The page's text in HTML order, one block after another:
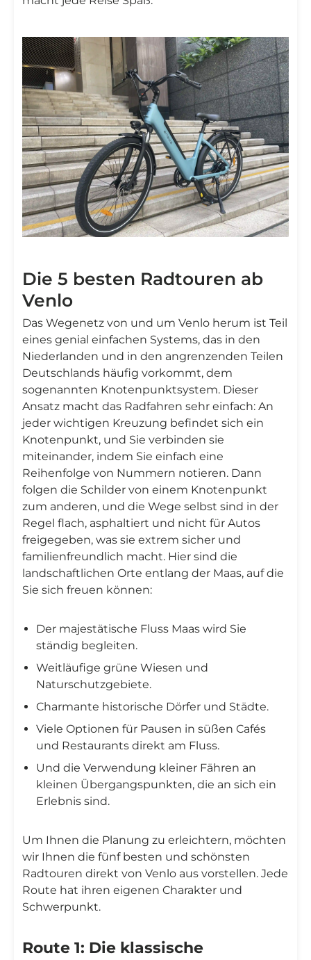
Die 5 besten Radtouren ab
Venlo
Das Wegenetz von und um Venlo herum ist Teil
eines genial einfachen Systems, das in den
Niederlanden und in den angrenzenden Teilen
Deutschlands häufig vorkommt, dem
sogenannten Knotenpunktsystem. Dieser
Ansatz macht das Radfahren sehr einfach: An
jeder wichtigen Kreuzung befindet sich ein
Knotenpunkt, und Sie verbinden sie
miteinander, indem Sie einfach eine
Reihenfolge von Nummern notieren. Dann
folgen die Schilder von einem Knotenpunkt
zum anderen, und die Wege selbst sind in der
Regel flach, asphaltiert und nicht für Autos
freigegeben, was sie extrem sicher und
familienfreundlich macht. Hier sind die
landschaftlichen Orte entlang der Maas, auf die
Sie sich freuen können:
Der majestätische Fluss Maas wird Sie
ständig begleiten.
Weitläufige grüne Wiesen und
Naturschutzgebiete.
Charmante historische Dörfer und Städte.
Viele Optionen für Pausen in süßen Cafés
und Restaurants direkt am Fluss.
Und die Verwendung kleiner Fähren an
kleinen Übergangspunkten, die an sich ein
Erlebnis sind.
Um Ihnen die Planung zu erleichtern, möchten
wir Ihnen die fünf besten und schönsten
Radtouren direkt von Venlo aus vorstellen. Jede
Route hat ihren eigenen Charakter und
Schwerpunkt.
Route 1: Die klassische